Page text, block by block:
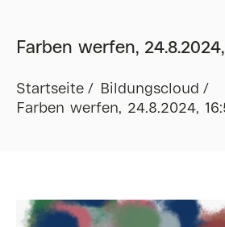
Farben werfen,
Startseite
Bildungscloud
Farben werfen, 24.8.2024,